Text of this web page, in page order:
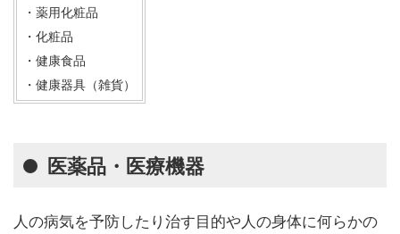
・薬用化粧品
・化粧品
・健康食品
・健康器具（雑貨）
医薬品・医療機器
人の病気を予防したり治す目的や人の身体に何らかの